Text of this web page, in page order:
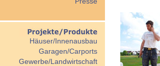
Häuser/Innenausbau
Garagen/Carports
Gewerbe/Landwirtschaft